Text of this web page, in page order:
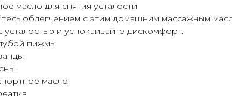
масло для снятия усталости
облегчением с этим домашним массажным
усталостью и успокаивайте дискомфорт.
пижмы
масло